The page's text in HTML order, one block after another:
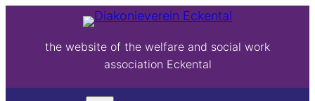
the website of the welfare and social work
association Eckental